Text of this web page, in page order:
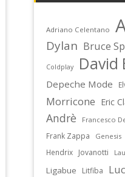
Adriano Celentano
Dylan Bruce
Coldplay David
Depeche Mode
Morricone Eric
Andrè
Francesco
Frank Zappa Genesis
Hendrix
Jovanotti
Ligabue Litfiba